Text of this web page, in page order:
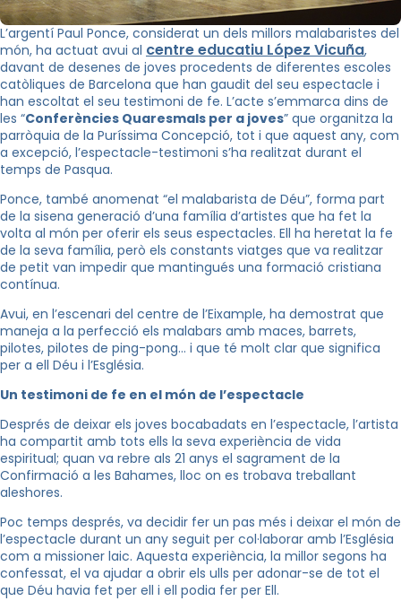
L’argentí Paul Ponce, considerat un dels millors malabaristes del
món, ha actuat avui al centre educatiu López Vicuña,
davant de desenes de joves procedents de diferentes escoles
catòliques de Barcelona que han gaudit del seu espectacle i
han escoltat el seu testimoni de fe. L’acte s’emmarca dins de
les “Conferències Quaresmals per a joves” que organitza la
parròquia de la Puríssima Concepció, tot i que aquest any, com
a excepció, l’espectacle-testimoni s’ha realitzat durant el
temps de Pasqua.
Ponce, també anomenat “el malabarista de Déu”, forma part
de la sisena generació d’una família d’artistes que ha fet la
volta al món per oferir els seus espectacles. Ell ha heretat la fe
de la seva família, però els constants viatges que va realitzar
de petit van impedir que mantingués una formació cristiana
contínua.
Avui, en l’escenari del centre de l’Eixample, ha demostrat que
maneja a la perfecció els malabars amb maces, barrets,
pilotes, pilotes de ping-pong… i que té molt clar que significa
per a ell Déu i l’Església.
Un testimoni de fe en el món de l’espectacle
Després de deixar els joves bocabadats en l’espectacle, l’artista
ha compartit amb tots ells la seva experiència de vida
espiritual; quan va rebre als 21 anys el sagrament de la
Confirmació a les Bahames, lloc on es trobava treballant
aleshores.
Poc temps després, va decidir fer un pas més i deixar el món de
l’espectacle durant un any seguit per col·laborar amb l’Església
com a missioner laic. Aquesta experiència, la millor segons ha
confessat, el va ajudar a obrir els ulls per adonar-se de tot el
que Déu havia fet per ell i ell podia fer per Ell.